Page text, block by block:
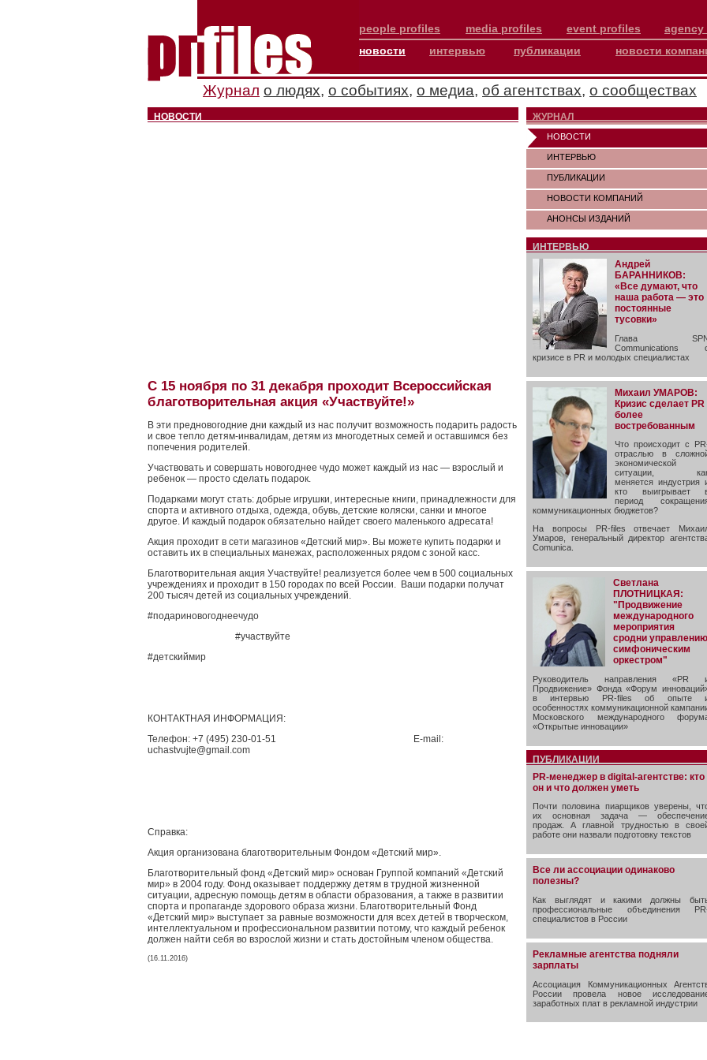
people profiles media profiles event profiles agency
новости
интервью публикации новости
Журнал о людях, о событиях, о медиа, об агентствах, о сообществах
НОВОСТИ
С 15 ноября по 31 декабря проходит Всероссийская
благотворительная акция «Участвуйте!»
В эти предновогодние дни каждый из нас получит возможность подарить радость
и свое тепло детям-инвалидам, детям из многодетных семей и оставшимся без
попечения родителей.
Участвовать и совершать новогоднее чудо может каждый из нас — взрослый и
ребенок — просто сделать подарок.
Подарками могут стать: добрые игрушки, интересные книги, принадлежности для
спорта и активного отдыха, одежда, обувь, детские коляски, санки и многое
другое. И каждый подарок обязательно найдет своего маленького адресата!
Акция проходит в сети магазинов «Детский мир». Вы можете купить подарки и
оставить их в специальных манежах, расположенных рядом с зоной касс.
Благотворительная акция Участвуйте! реализуется более чем в 500 социальных
учреждениях и проходит в 150 городах по всей России. Ваши подарки получат
200 тысяч детей из социальных учреждений.
#подариновогоднеечудо
#участвуйте
#детскиймир
КОНТАКТНАЯ ИНФОРМАЦИЯ:
Телефон: +7 (495) 230-01-51 E-mail:
uchastvujte@gmail.com
Справка:
Акция организована благотворительным Фондом «Детский мир».
Благотворительный фонд «Детский мир» основан Группой компаний «Детский
мир» в 2004 году. Фонд оказывает поддержку детям в трудной жизненной
ситуации, адресную помощь детям в области образования, а также в развитии
спорта и пропаганде здорового образа жизни. Благотворительный Фонд
«Детский мир» выступает за равные возможности для всех детей в творческом,
интеллектуальном и профессиональном развитии потому, что каждый ребенок
должен найти себя во взрослой жизни и стать достойным членом общества.
(16.11.2016)
ЖУРНАЛ
НОВОСТИ
ИНТЕРВЬЮ
ПУБЛИКАЦИИ
НОВОСТИ КОМПАНИЙ
АНОНСЫ ИЗДАНИЙ
ИНТЕРВЬЮ
Андрей
БАРАННИКОВ:
«Все думают, что
наша работа — это
постоянные
тусовки»
Глава
Communications
кризисе в PR и молодых специалистах
Михаил УМАРОВ:
Кризис сделает PR
более
востребованным
Что происходит с
отраслью в
экономической
ситуации,
меняется индустрия
кто выигрывает
период
коммуникационных бюджетов?
На вопросы PR-files отвечает
Умаров, генеральный директор
Comunica.
Светлана
ПЛОТНИЦКАЯ:
"Продвижение
международного
мероприятия
сродни управлению
симфоническим
оркестром"
Руководитель направления «PR
Продвижение» Фонда «Форум
в интервью PR-files об опыте
особенностях коммуникационной
Московского международного
«Открытые инновации»
ПУБЛИКАЦИИ
PR-менеджер в digital-агентстве: кто
он и что должен уметь
Почти половина пиарщиков уверены,
их основная задача —
продаж. А главной трудностью в
работе они назвали подготовку текстов
Все ли ассоциации одинаково
полезны?
Как выглядят и какими должны
профессиональные объединения
специалистов в России
Рекламные агентства подняли
зарплаты
Ассоциация Коммуникационных
России провела новое
заработных плат в рекламной индустрии